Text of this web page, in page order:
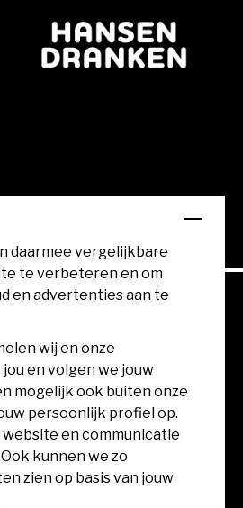
daarmee vergelijkbare
te verbeteren en om
en advertenties aan te
wij en onze
en volgen we jouw
mogelijk ook buiten onze
persoonlijk profiel op.
website en communicatie
kunnen we zo
zien op basis van jouw